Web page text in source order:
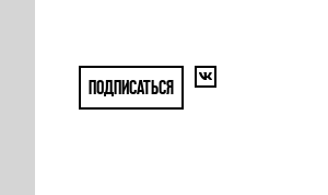
ПОДПИСАТЬСЯ